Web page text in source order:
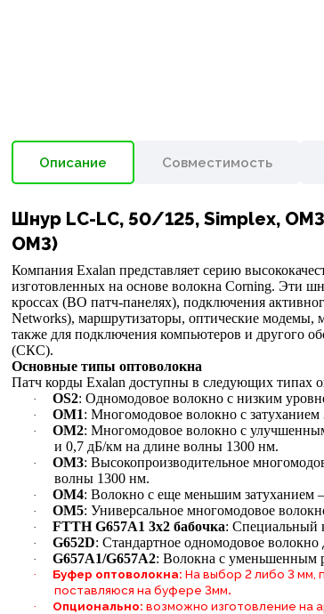
Описание Совместимость
Шнур LC-LC, 50/125, Simplex,
OM3)
Компания Exalan представляет серию
изготовленных на основе волокна Corning. Эти
кроссах (ВО патч-панелях), подключения
Networks), маршрутизаторы, оптические
также для подключения компьютеров и другого
(СКС).
Основные типы оптоволокна
Патч корды Exalan доступны в следующих типах
· OS2: Одномодовое волокно с низким
· OM1: Многомодовое волокно с
· OM2: Многомодовое волокно с
и 0,7 дБ/км на длине волны 1300 нм.
· OM3: Высокопроизводительное
волны 1300 нм.
· OM4: Волокно с еще меньшим
· OM5: Универсальное многомодовое
· FTTH G657A1 3х2 бабочка: Специальный
· G652D: Стандартное одномодовое
· G657A1/G657A2: Волокна с уменьшенным
· Буфер оптоволокна: На выбор 2 либо 3 мм,
поставляюся на буфере 3мм.
· Опционально: возможно изготовление на